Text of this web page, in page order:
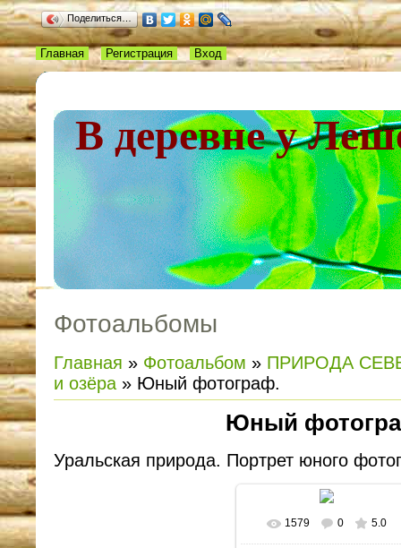
Поделиться…
В деревне у
Главная Регистрация Вход
Фотоальбомы
Главная » Фотоальбом » ПРИРОДА
и озёра » Юный фотограф.
Юный
Уральская природа. Портрет юного
В реальном размере
1579 0 5.0